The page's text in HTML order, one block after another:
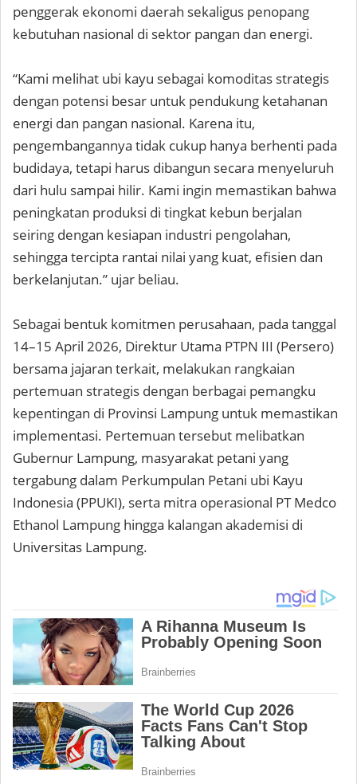
penggerak ekonomi daerah sekaligus penopang
kebutuhan nasional di sektor pangan dan energi.
“Kami melihat ubi kayu sebagai komoditas strategis
dengan potensi besar untuk pendukung ketahanan
energi dan pangan nasional. Karena itu,
pengembangannya tidak cukup hanya berhenti pada
budidaya, tetapi harus dibangun secara menyeluruh
dari hulu sampai hilir. Kami ingin memastikan bahwa
peningkatan produksi di tingkat kebun berjalan
seiring dengan kesiapan industri pengolahan,
sehingga tercipta rantai nilai yang kuat, efisien dan
berkelanjutan.” ujar beliau.
Sebagai bentuk komitmen perusahaan, pada tanggal
14–15 April 2026, Direktur Utama PTPN III (Persero)
bersama jajaran terkait, melakukan rangkaian
pertemuan strategis dengan berbagai pemangku
kepentingan di Provinsi Lampung untuk memastikan
implementasi. Pertemuan tersebut melibatkan
Gubernur Lampung, masyarakat petani yang
tergabung dalam Perkumpulan Petani ubi Kayu
Indonesia (PPUKI), serta mitra operasional PT Medco
Ethanol Lampung hingga kalangan akademisi di
Universitas Lampung.